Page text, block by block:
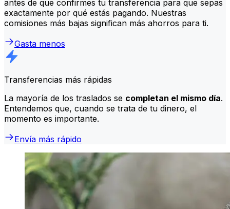
antes de que confirmes tu transferencia para que sepas
exactamente por qué estás pagando. Nuestras
comisiones más bajas significan más ahorros para ti.
Gasta menos
Transferencias más rápidas
La mayoría de los traslados se completan el mismo día.
Entendemos que, cuando se trata de tu dinero, el
momento es importante.
Envía más rápido